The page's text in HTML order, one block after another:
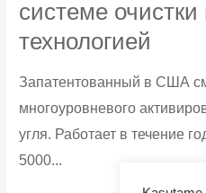
cистеме
технологией
Запатентованный в США
многоуровневого
угля. Работает в течение
5000...